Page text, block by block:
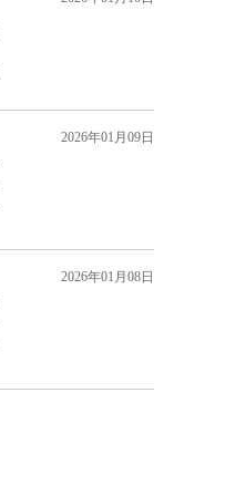
2026年01月09日
2026年01月08日